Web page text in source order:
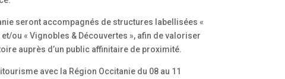
seront accompagnés de structures labellisées «
ou « Vignobles & Découvertes », afin de valoriser
auprès d’un public affinitaire de proximité.
avec la Région Occitanie du 08 au 11